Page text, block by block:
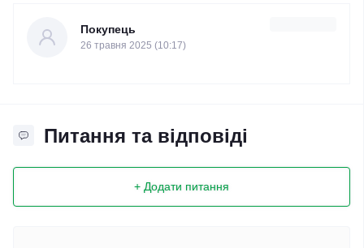
Покупець
26 травня 2025 (10:17)
Питання та відповіді
+ Додати питання